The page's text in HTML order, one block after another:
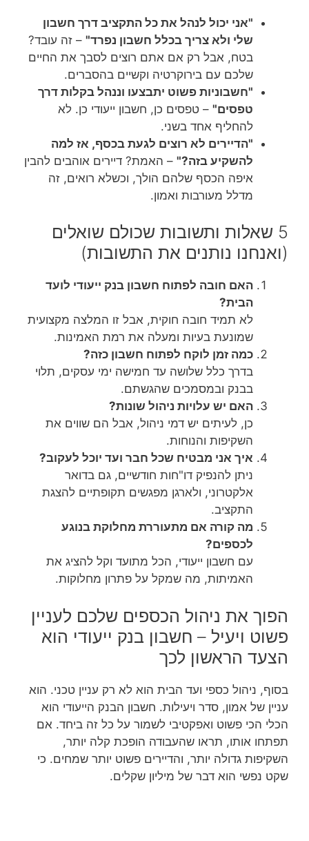
"אני יכול לנהל את כל התקציב דרך חשבון
שלי ולא צריך בכלל חשבון נפרד" – זה עובד?
בטח, אבל רק אם אתם רוצים לסבך את החיים
שלכם עם בירוקרטיה וקשיים בהסברים.
"חשבוניות פשוט יתבצעו וננהל בקלות דרך
טפסים" – טפסים כן, חשבון ייעודי כן. לא
להחליף אחד בשני.
"הדיירים לא רוצים לגעת בכסף, אז למה
להשקיע בזה?" – האמת? דיירים אוהבים להבין
איפה הכסף שלהם הולך, וכשלא רואים, זה
מדלל מעורבות ואמון.
5 שאלות ותשובות שכולם שואלים
(ואנחנו נותנים את התשובות)
האם חובה לפתוח חשבון בנק ייעודי לועד
הבית?
לא תמיד חובה חוקית, אבל זו המלצה מקצועית
שמונעת בעיות ומעלה את רמת האמינות.
כמה זמן לוקח לפתוח חשבון כזה?
בדרך כלל שלושה עד חמישה ימי עסקים, תלוי
בבנק ובמסמכים שהגשתם.
האם יש עלויות ניהול שונות?
כן, לעיתים יש דמי ניהול, אבל הם שווים את
השקיפות והנוחות.
איך אני מבטיח שכל חבר ועד יוכל לעקוב?
ניתן להנפיק דו"חות חודשיים, גם בדואר
אלקטרוני, ולארגן מפגשים תקופתיים להצגת
התקציב.
מה קורה אם מתעוררת מחלוקת בנוגע
לכספים?
עם חשבון ייעודי, הכל מתועד וקל להציג את
האמיתות, מה שמקל על פתרון מחלוקות.
הפוך את ניהול הכספים שלכם לעניין
פשוט ויעיל – חשבון בנק ייעודי הוא
הצעד הראשון לכך
בסוף, ניהול כספי ועד הבית הוא לא רק עניין טכני. הוא
עניין של אמון, סדר ויעילות. חשבון הבנק הייעודי הוא
הכלי הכי פשוט ואפקטיבי לשמור על כל זה ביחד. אם
תפתחו אותו, תראו שהעבודה הופכת קלה יותר,
השקיפות גדולה יותר, והדיירים פשוט יותר שמחים. כי
שקט נפשי הוא דבר של מיליון שקלים.